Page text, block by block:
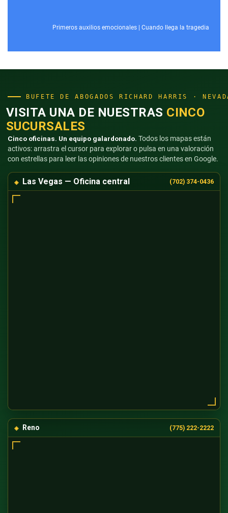
Primeros auxilios emocionales | Cuando llega la tragedia
BUFETE DE ABOGADOS RICHARD HARRIS ·
VISITA UNA DE NUESTRAS CINCO
SUCURSALES
Cinco oficinas. Un equipo galardonado. Todos los mapas están
activos: arrastra el cursor para explorar o pulsa en una valoración
con estrellas para leer las opiniones de nuestros clientes en Google.
Las Vegas — Oficina central (702) 374-0436
Reno (775) 222-2222